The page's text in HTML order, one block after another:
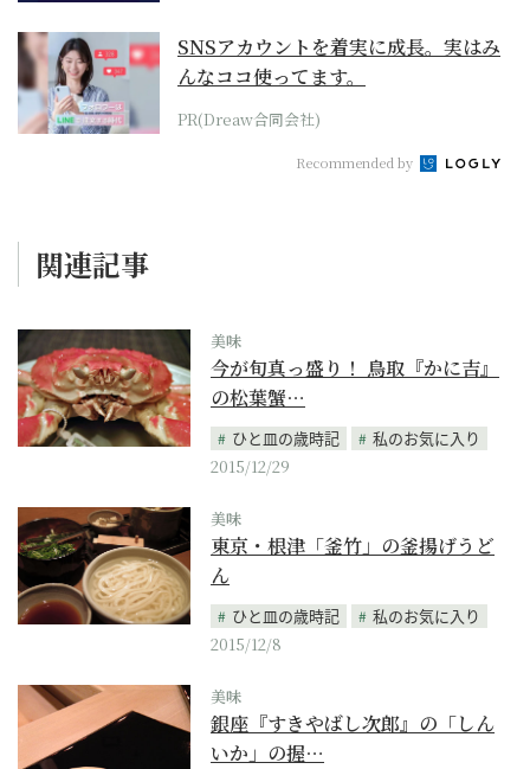
SNSアカウントを着実に成長。実はみ
んなココ使ってます。
PR(Dreaw合同会社)
Recommended by
関連記事
美味
今が旬真っ盛り！ 鳥取『かに吉』
の松葉蟹…
ひと皿の歳時記
私のお気に入り
2015/12/29
美味
東京・根津「釜竹」の釜揚げうど
ん
ひと皿の歳時記
私のお気に入り
2015/12/8
美味
銀座『すきやばし次郎』の「しん
いか」の握…